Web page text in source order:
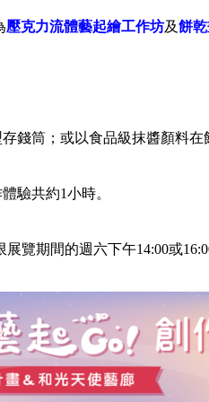
壓克力流體藝起繪工作坊及餅乾
筒；或以食品級抹醬顏料在
驗共約1小時。
覽期間的週六下午14:00或